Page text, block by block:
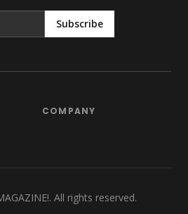
Subscribe
COMPANY
All rights reserved.